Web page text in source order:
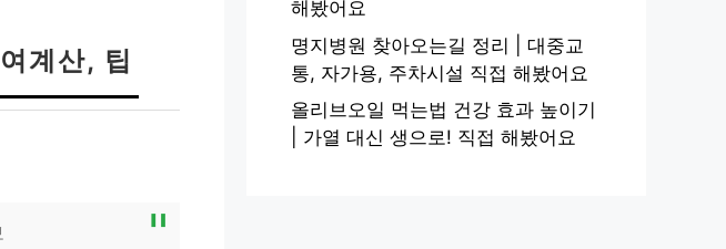
계산, 팁
해봤어요
명지병원 찾아오는길 정리 | 대중교
통, 자가용, 주차시설 직접 해봤어요
올리브오일 먹는법 건강 효과 높이기
| 가열 대신 생으로! 직접 해봤어요